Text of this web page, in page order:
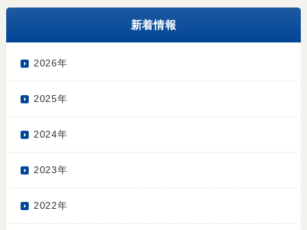
新着情報
2026年
2025年
2024年
2023年
2022年